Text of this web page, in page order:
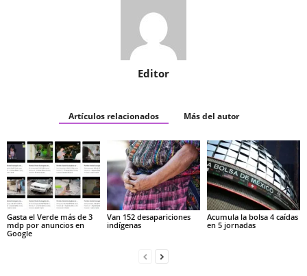
Editor
Artículos relacionados Más del autor
Gasta el Verde más de 3
mdp por anuncios en
Google
Van 152 desapariciones
indígenas
Acumula la bolsa 4 caídas
en 5 jornadas